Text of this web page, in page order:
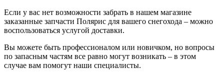
Если у вас нет возможности забрать в нашем магазине
заказанные запчасти Полярис для вашего снегохода – можно
воспользоваться услугой доставки.
Вы можете быть профессионалом или новичком, но вопросы
по запасным частям все равно могут возникать – в этом
случае вам помогут наши специалисты.